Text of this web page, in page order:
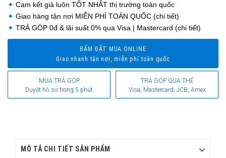
✦ Cam kết giá luôn TỐT NHẤT thị trường toàn quốc
✦ Giao hàng tận nơi MIỄN PHÍ TOÀN QUỐC (chi tiết)
✦ TRẢ GÓP 0đ & lãi suất 0% qua Visa | Mastercard (chi tiết)
BẤM ĐẶT MUA ONLINE
Giao nhanh tận nơi, miễn phí toàn quốc
MUA TRẢ GÓP
Duyệt hồ sơ trong 5 phút
TRẢ GÓP QUA THẺ
Visa, Mastercard, JCB, Amex
MÔ TẢ CHI TIẾT SẢN PHẨM